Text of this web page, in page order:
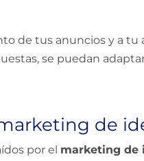
de tus anuncios y a tu
se puedan
de
por el marketing de